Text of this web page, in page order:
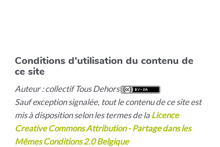
Conditions d'utilisation du contenu de
ce site
Auteur : collectif Tous Dehors
Sauf exception signalée, tout le contenu de ce site est
mis à disposition selon les termes de laLicence
Creative Commons Attribution - Partage dans les
Mêmes Conditions 2.0 Belgique